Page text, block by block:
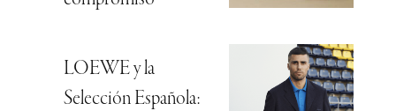
LOEWE y la
Selección Española: